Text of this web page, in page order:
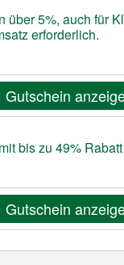
über 5%, auch für
erforderlich.
Gutschein
bis zu 49%
Gutschein